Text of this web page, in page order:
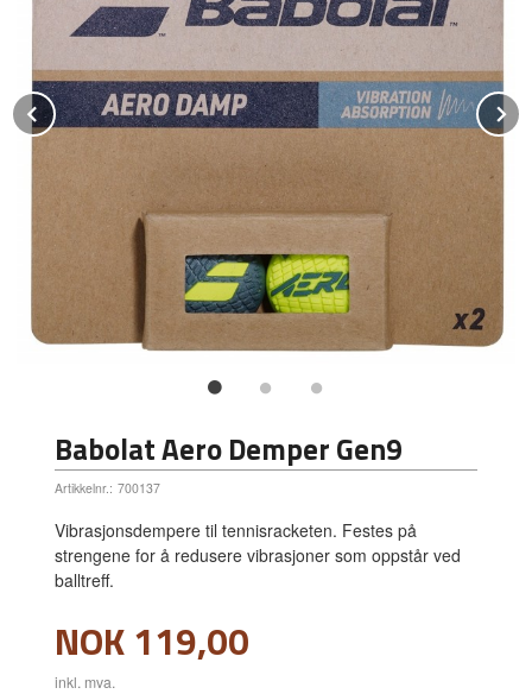
Prev
Babolat Aero Demper Gen9
Artikkelnr.: 700137
Vibrasjonsdempere til tennisracketen. Festes på
strengene for å redusere vibrasjoner som oppstår ved
balltreff.
Pris
NOK119,00
inkl. mva.